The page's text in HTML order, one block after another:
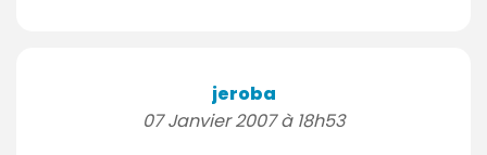
jeroba
07 Janvier 2007 à 18h53